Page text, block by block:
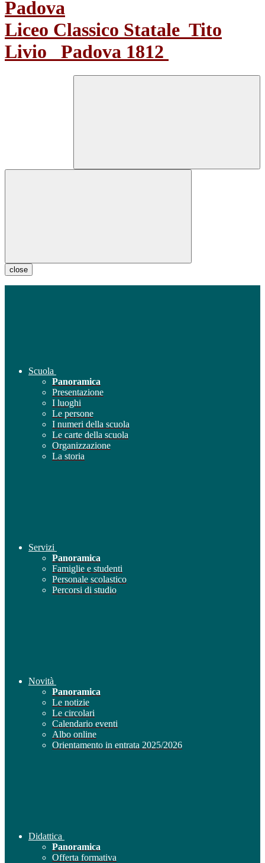
Liceo Classico Statale Tito
Livio
Padova 1812
close
Scuola
Panoramica
Presentazione
I luoghi
Le persone
I numeri della scuola
Le carte della scuola
Organizzazione
La storia
Servizi
Panoramica
Famiglie e studenti
Personale scolastico
Percorsi di studio
Novità
Panoramica
Le notizie
Le circolari
Calendario eventi
Albo online
Orientamento in entrata 2025/2026
Didattica
Panoramica
Offerta formativa